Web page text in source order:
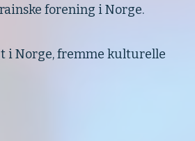
forening i Norge.
i Norge, fremme kulturelle